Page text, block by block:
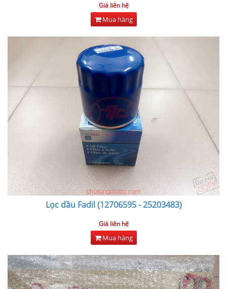
Giá liên hệ
Mua hàng
Lọc dầu Fadil (12706595 - 25203483)
Giá liên hệ
Mua hàng